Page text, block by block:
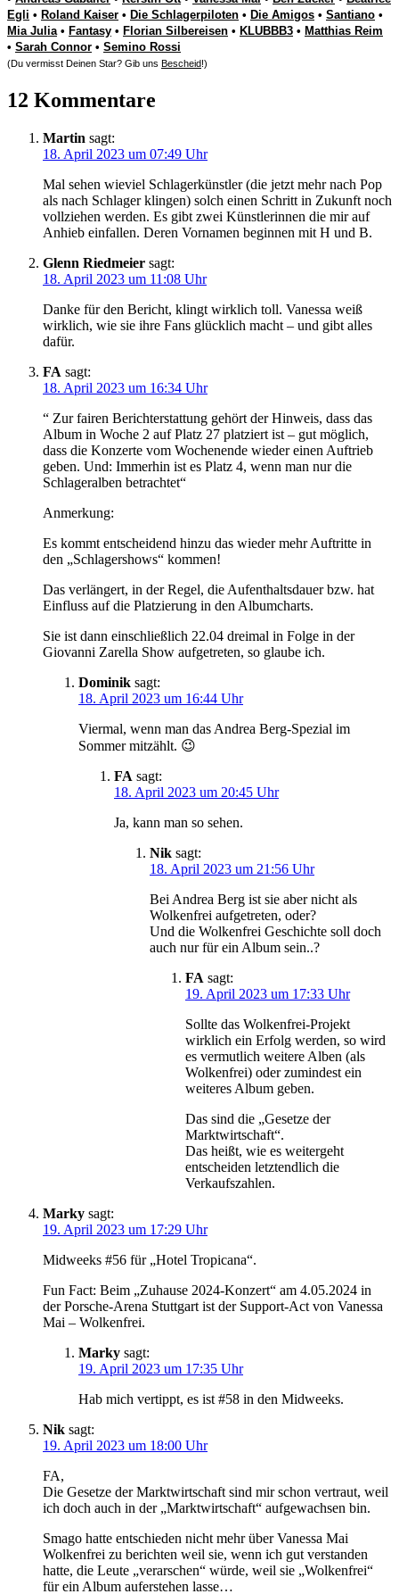
Egli • Roland Kaiser • Die Schlagerpiloten • Die Amigos • Santiano •
Mia Julia • Fantasy • Florian Silbereisen • KLUBBB3 • Matthias Reim
• Sarah Connor • Semino Rossi
(Du vermisst Deinen Star? Gib uns Bescheid!)
12 Kommentare
Martin sagt:
18. April 2023 um 07:49 Uhr
Mal sehen wieviel Schlagerkünstler (die jetzt mehr nach Pop
als nach Schlager klingen) solch einen Schritt in Zukunft noch
vollziehen werden. Es gibt zwei Künstlerinnen die mir auf
Anhieb einfallen. Deren Vornamen beginnen mit H und B.
Glenn Riedmeier sagt:
18. April 2023 um 11:08 Uhr
Danke für den Bericht, klingt wirklich toll. Vanessa weiß
wirklich, wie sie ihre Fans glücklich macht – und gibt alles
dafür.
FA sagt:
18. April 2023 um 16:34 Uhr
“ Zur fairen Berichterstattung gehört der Hinweis, dass das
Album in Woche 2 auf Platz 27 platziert ist – gut möglich,
dass die Konzerte vom Wochenende wieder einen Auftrieb
geben. Und: Immerhin ist es Platz 4, wenn man nur die
Schlageralben betrachtet“
Anmerkung:
Es kommt entscheidend hinzu das wieder mehr Auftritte in
den „Schlagershows“ kommen!
Das verlängert, in der Regel, die Aufenthaltsdauer bzw. hat
Einfluss auf die Platzierung in den Albumcharts.
Sie ist dann einschließlich 22.04 dreimal in Folge in der
Giovanni Zarella Show aufgetreten, so glaube ich.
Dominik sagt:
18. April 2023 um 16:44 Uhr
Viermal, wenn man das Andrea Berg-Spezial im
Sommer mitzählt. 😉
FA sagt:
18. April 2023 um 20:45 Uhr
Ja, kann man so sehen.
Nik sagt:
18. April 2023 um 21:56 Uhr
Bei Andrea Berg ist sie aber nicht als
Wolkenfrei aufgetreten, oder?
Und die Wolkenfrei Geschichte soll doch
auch nur für ein Album sein..?
FA sagt:
19. April 2023 um 17:33 Uhr
Sollte das Wolkenfrei-Projekt
wirklich ein Erfolg werden, so wird
es vermutlich weitere Alben (als
Wolkenfrei) oder zumindest ein
weiteres Album geben.
Das sind die „Gesetze der
Marktwirtschaft“.
Das heißt, wie es weitergeht
entscheiden letztendlich die
Verkaufszahlen.
Marky sagt:
19. April 2023 um 17:29 Uhr
Midweeks #56 für „Hotel Tropicana“.
Fun Fact: Beim „Zuhause 2024-Konzert“ am 4.05.2024 in
der Porsche-Arena Stuttgart ist der Support-Act von Vanessa
Mai – Wolkenfrei.
Marky sagt:
19. April 2023 um 17:35 Uhr
Hab mich vertippt, es ist #58 in den Midweeks.
Nik sagt:
19. April 2023 um 18:00 Uhr
FA,
Die Gesetze der Marktwirtschaft sind mir schon vertraut, weil
ich doch auch in der „Marktwirtschaft“ aufgewachsen bin.
Smago hatte entschieden nicht mehr über Vanessa Mai
Wolkenfrei zu berichten weil sie, wenn ich gut verstanden
hatte, die Leute „verarschen“ würde, weil sie „Wolkenfrei“
für ein Album auferstehen lasse…